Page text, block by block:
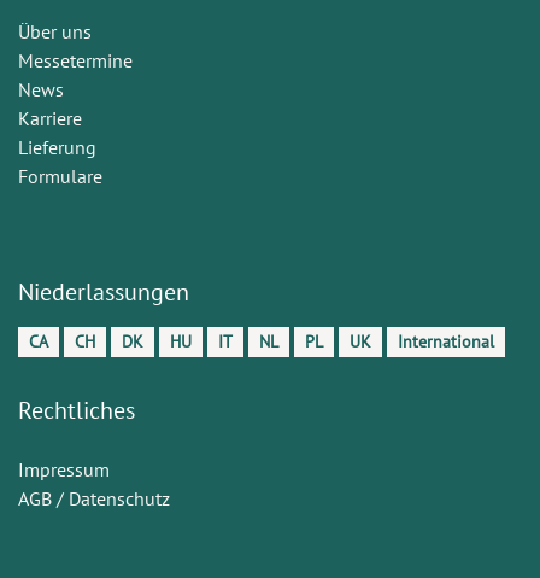
Über uns
Messetermine
News
Karriere
Lieferung
Formulare
Niederlassungen
CA CH DK HU IT NL PL UK International
Rechtliches
Impressum
AGB / Datenschutz